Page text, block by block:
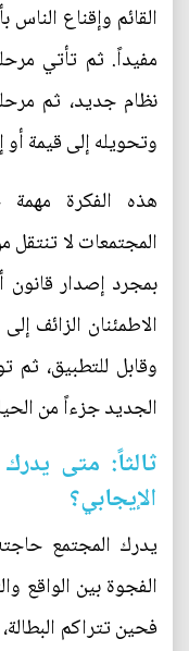
القائم وإقناع الناس
مفيداً. ثم تأتي
نظام جديد، ثم
وتحويله إلى قيمة
هذه الفكرة مهمة
المجتمعات لا تنتقل
بمجرد إصدار قانون
الاطمئنان الزائف
وقابل للتطبيق،
الجديد جزءاً من
ثالثاً: متى
الإيجابي؟
يدرك المجتمع
الفجوة بين الواقع
فحين تتراكم